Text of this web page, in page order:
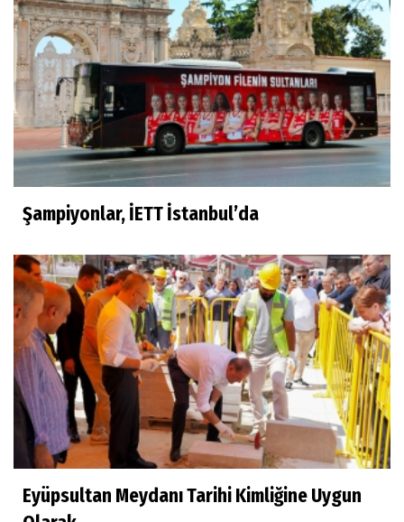
Şampiyonlar, İETT İstanbul’da
Eyüpsultan Meydanı Tarihi Kimliğine Uygun